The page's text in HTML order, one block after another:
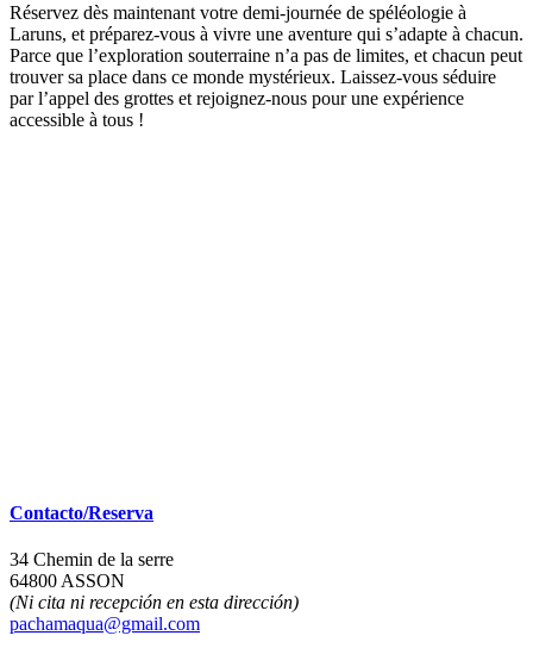
Réservez dès maintenant votre demi-journée de spéléologie à
Laruns, et préparez-vous à vivre une aventure qui s’adapte à chacun.
Parce que l’exploration souterraine n’a pas de limites, et chacun peut
trouver sa place dans ce monde mystérieux. Laissez-vous séduire
par l’appel des grottes et rejoignez-nous pour une expérience
accessible à tous !
Contacto/Reserva
34 Chemin de la serre
64800 ASSON
(Ni cita ni recepción en esta dirección)
pachamaqua@gmail.com